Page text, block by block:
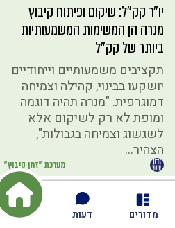
מדורים דעות
מערכת "זמן קיבוץ"
יו״ר קק״ל: שיקום ופיתוח קיבוץ
מנרה הן המשימות המשמעותיות
ביותר של קק"ל
תקציבים משמעותיים וייחודיים
יושקעו בבינוי, קהילה וצמיחה
דמוגרפית. "מנרה תהיה דוגמה
ומופת לא רק לשיקום אלא
לשגשוג וצמיחה בגבולות",
הצהיר...
שיעור באזרחות: ותיקי כפר גליקסון
במסדרונות הכנסת